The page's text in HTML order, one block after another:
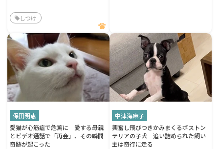
しつけ
保田明恵
愛猫が心筋症で危篤に 愛する母親
とビデオ通話で「再会」、その瞬間
奇跡が起こった
中津海麻子
興奮し飛びつきかみまくるボストン
テリアの子犬 追い詰められた飼い
主は奇行に走る